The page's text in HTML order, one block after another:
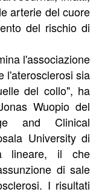
arterie del cuore
del rischio di
l'associazione
l'aterosclerosi sia
del collo", ha
Wuopio del
and Clinical
University di
lineare, il che
di sale
I risultati